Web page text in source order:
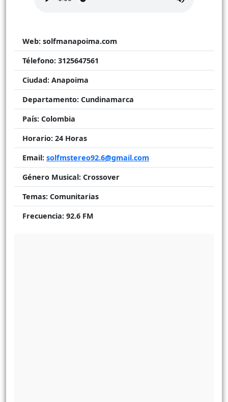
Web: solfmanapoima.com
Télefono: 3125647561
Ciudad: Anapoima
Departamento: Cundinamarca
País: Colombia
Horario: 24 Horas
Email: solfmstereo92.6@gmail.com
Género Musical: Crossover
Temas: Comunitarias
Frecuencia: 92.6 FM